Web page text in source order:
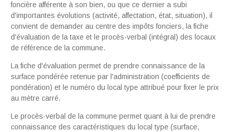
foncière afférente à son bien, ou que ce dernier a subi
d'importantes évolutions (activité, affectation, état, situation), il
convient de demander au centre des impôts fonciers, la fiche
d'évaluation de la taxe et le procès-verbal (intégral) des locaux
de référence de la commune.
La fiche d'évaluation permet de prendre connaissance de la
surface pondérée retenue par l'administration (coefficients de
pondération) et le numéro du local type attribué pour fixer le prix
au mètre carré.
Le procès-verbal de la commune permet quant à lui de prendre
connaissance des caractéristiques du local type (surface,